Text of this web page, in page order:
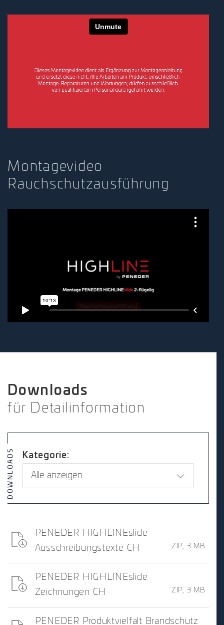
Montagevideo
Rauchschutzausführung
Downloads
für Detailinformation
DOWNLOADS Kategorie:
PENEDER HIGHLINEslide
Ausschreibungstexte CH
ZIP, 3 MB
PENEDER HIGHLINEslide
Zeichnungen CH
ZIP, 3 MB
PENEDER Produktvielfalt Brandschutz